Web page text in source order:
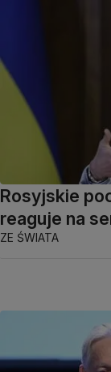
Rosyjskie
reaguje na
ZE ŚWIATA